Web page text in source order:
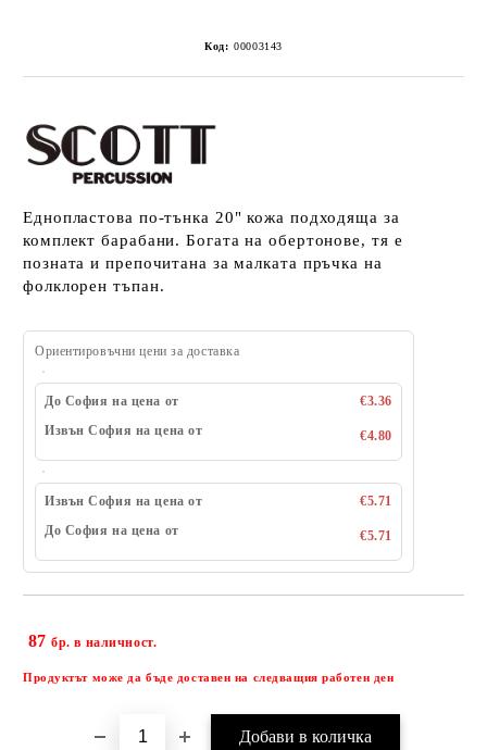
Код: 00003143
Еднопластова по-тънка 20" кожа подходяща за
комплект барабани. Богата на обертонове, тя е
позната и препочитана за малката пръчка на
фолклорен тъпан.
Ориентировъчни цени за доставка
До София на цена от
€3.36
Извън София на цена от
€4.80
Извън София на цена от
€5.71
До София на цена от
€5.71
87 бр. в наличност.
Продуктът може да бъде доставен на следващия работен ден